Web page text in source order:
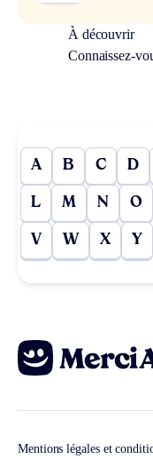
À découvrir
Connaissez-
A B C D
L M N O
V W X Y
Mentions légales et